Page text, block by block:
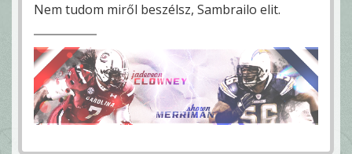
Nem tudom miről beszélsz, Sambrailo elit.